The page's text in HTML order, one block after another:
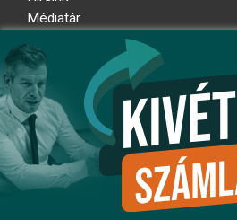
Médiatár
Adatkezelési nyilatkozat
Átláthatósági nyilatkozat
Ugrás az oldal tetejére
Kövessen minket!